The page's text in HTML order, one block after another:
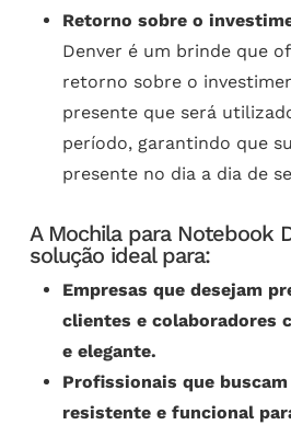
Retorno sobre o
Denver é um brinde que
retorno sobre o
presente que será
período, garantindo que
presente no dia a dia de
A Mochila para Notebook
solução ideal para:
Empresas que desejam
clientes e colaboradores
e elegante.
Profissionais que
resistente e funcional